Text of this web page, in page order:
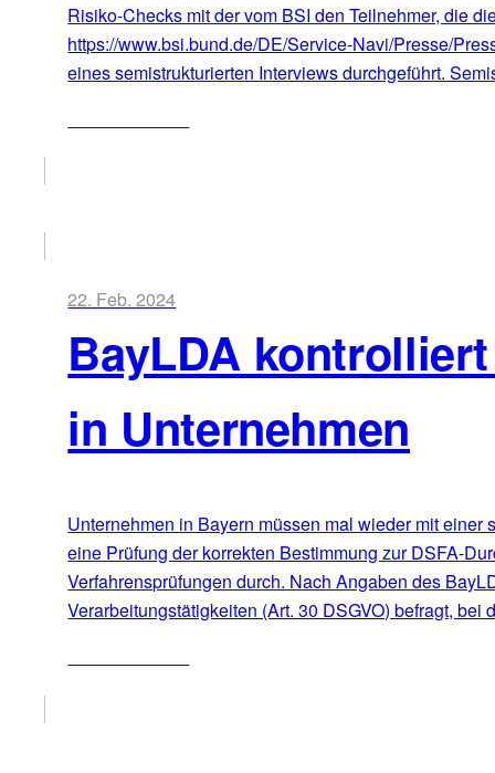
Risiko-Checks mit der vom BSI den Teilnehmer, die
https://www.bsi.bund.de/DE/Service-Navi/Presse/
eines semistrukturierten Interviews durchgeführt.
22. Feb. 2024
BayLDA
in Unternehmen
Unternehmen in Bayern müssen mal wieder mit
eine Prüfung der korrekten Bestimmung zur DSFA-
Verfahrensprüfungen durch. Nach Angaben des
Verarbeitungstätigkeiten (Art. 30 DSGVO) befragt,